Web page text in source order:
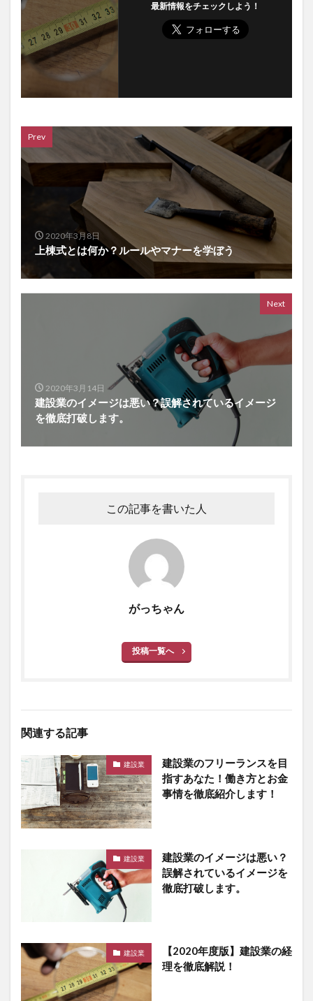
最新情報をチェックしよう！
Prev
2020年3月8日
上棟式とは何か？ルールやマナーを学ぼう
Next
2020年3月14日
建設業のイメージは悪い？誤解されているイメージ
を徹底打破します。
この記事を書いた人
がっちゃん
投稿一覧へ
関連する記事
建設業
建設業のフリーランスを目
指すあなた！働き方とお金
事情を徹底紹介します！
建設業
建設業のイメージは悪い？
誤解されているイメージを
徹底打破します。
建設業
【2020年度版】建設業の経
理を徹底解説！